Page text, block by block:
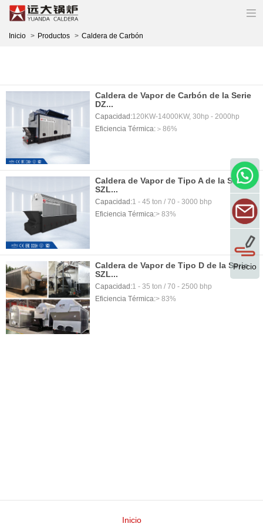
Inicio Productos Caldera de Carbón
Precio
Caldera de Vapor de Carbón de la Serie
DZ...
Capacidad:120KW-14000KW, 30hp - 2000hp
Eficiencia Térmica:＞86%
Caldera de Vapor de Tipo A de la Serie
SZL...
Capacidad:1 - 45 ton / 70 - 3000 bhp
Eficiencia Térmica:> 83%
Caldera de Vapor de Tipo D de la Serie
SZL...
Capacidad:1 - 35 ton / 70 - 2500 bhp
Eficiencia Térmica:> 83%
Inicio